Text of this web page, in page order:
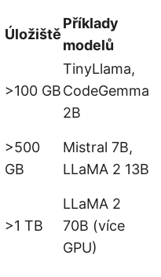
Úložiště
Příklady
modelů
>100 GB
TinyLlama,
CodeGemma
2B
>500
GB
Mistral 7B,
LLaMA 2 13B
>1 TB
LLaMA 2
70B (více
GPU)